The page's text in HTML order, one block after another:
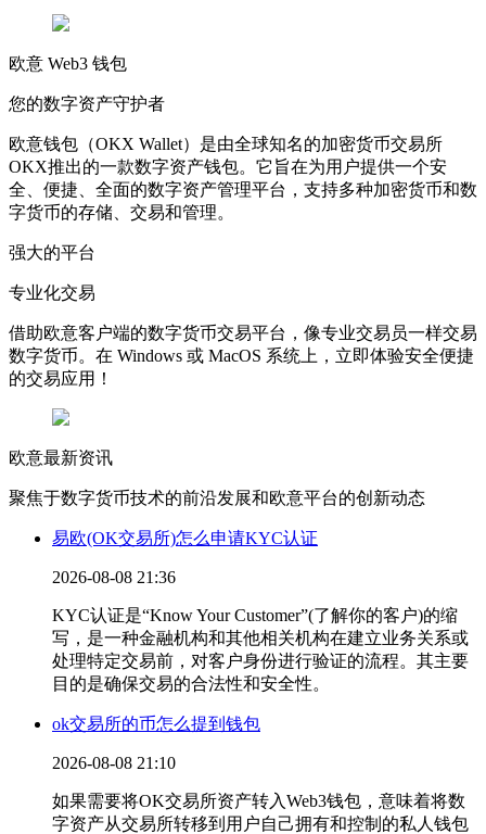
欧意 Web3 钱包
您的数字资产守护者
欧意钱包（OKX Wallet）是由全球知名的加密货币交易所
OKX推出的一款数字资产钱包。它旨在为用户提供一个安
全、便捷、全面的数字资产管理平台，支持多种加密货币和数
字货币的存储、交易和管理。
强大的平台
专业化交易
借助欧意客户端的数字货币交易平台，像专业交易员一样交易
数字货币。在 Windows 或 MacOS 系统上，立即体验安全便捷
的交易应用！
欧意最新资讯
聚焦于数字货币技术的前沿发展和欧意平台的创新动态
易欧(OK交易所)怎么申请KYC认证
2026-08-08 21:36
KYC认证是“Know Your Customer”(了解你的客户)的缩
写，是一种金融机构和其他相关机构在建立业务关系或
处理特定交易前，对客户身份进行验证的流程。其主要
目的是确保交易的合法性和安全性。
ok交易所的币怎么提到钱包
2026-08-08 21:10
如果需要将OK交易所资产转入Web3钱包，意味着将数
字资产从交易所转移到用户自己拥有和控制的私人钱包